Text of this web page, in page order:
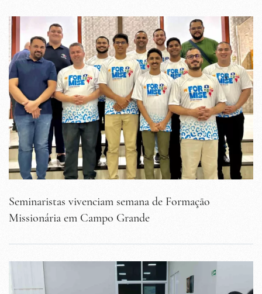
Seminaristas vivenciam semana de Formação
Missionária em Campo Grande